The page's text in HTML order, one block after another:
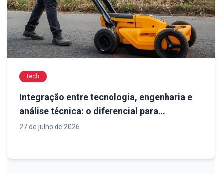
tech
Integração entre tecnologia, engenharia e
análise técnica: o diferencial para
diagnósticos confiáveis em obras de
27 de julho de 2026